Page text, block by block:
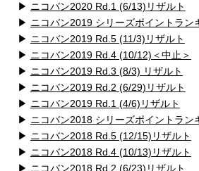
▶ ニコバン2020 Rd.1 (6/13)リザルト
▶ ニコバン2019 シリーズポイントラン
▶ ニコバン2019 Rd.5 (11/3)リザルト
▶ ニコバン2019 Rd.4 (10/12)＜中止＞
▶ ニコバン2019 Rd.3 (8/3) リザルト
▶ ニコバン2019 Rd.2 (6/29)リザルト
▶ ニコバン2019 Rd.1 (4/6)リザルト
▶ ニコバン2018 シリーズポイントラン
▶ ニコバン2018 Rd.5 (12/15)リザルト
▶ ニコバン2018 Rd.4 (10/13)リザルト
▶ ニコバン2018 Rd.2 (6/23)リザルト